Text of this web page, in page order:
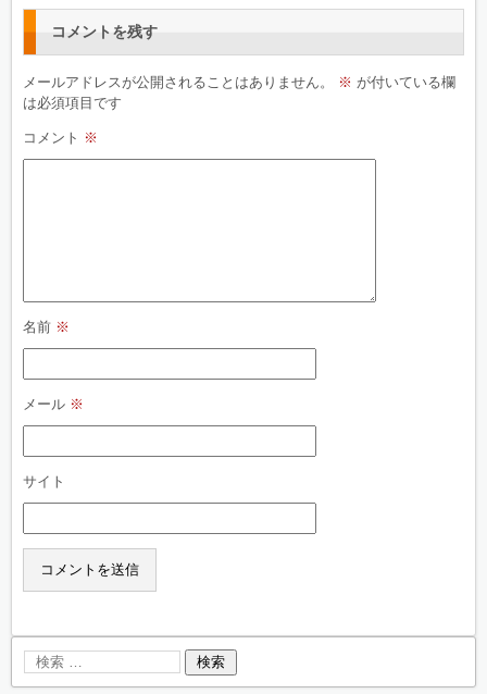
コメントを残す
メールアドレスが公開されることはありません。 ※ が付いている欄
は必須項目です
コメント ※
名前 ※
メール ※
サイト